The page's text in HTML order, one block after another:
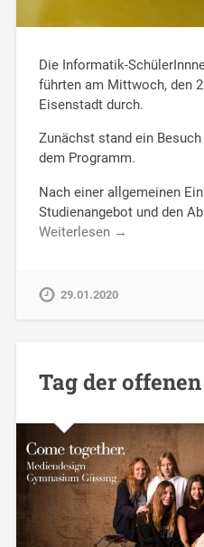
Die Informatik-
führten am Mittwoch, den
Eisenstadt durch.
Zunächst stand ein
dem Programm.
Nach einer allgemeinen
Studienangebot und den
Weiterlesen →
29.01.2020
Tag der